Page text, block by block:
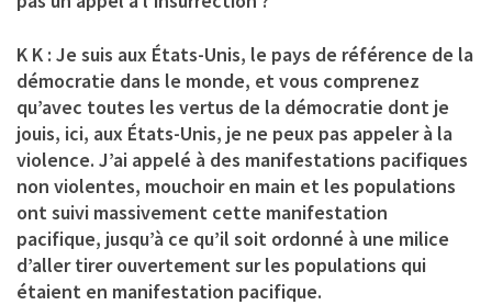
K K : Je suis aux États-Unis, le pays de référence de la
démocratie dans le monde, et vous comprenez
qu’avec toutes les vertus de la démocratie dont je
jouis, ici, aux États-Unis, je ne peux pas appeler à la
violence. J’ai appelé à des manifestations pacifiques
non violentes, mouchoir en main et les populations
ont suivi massivement cette manifestation
pacifique, jusqu’à ce qu’il soit ordonné à une milice
d’aller tirer ouvertement sur les populations qui
étaient en manifestation pacifique.